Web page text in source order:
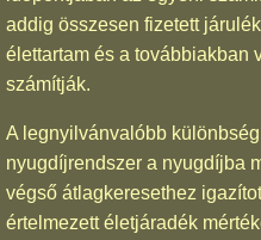
addig összesen fizetett
élettartam és a továbbiakban
számítják.
A legnyilvánvalóbb
nyugdíjrendszer a nyugdíjba
végső átlagkeresethez
értelmezett életjáradék